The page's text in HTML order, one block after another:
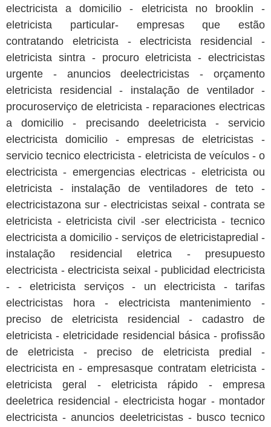
electricista a domicilio - eletricista no brooklin -
eletricista particular- empresas que estão
contratando eletricista - electricista residencial -
eletricista sintra - procuro eletricista - electricistas
urgente - anuncios deelectricistas - orçamento
eletricista residencial - instalação de ventilador -
procuroserviço de eletricista - reparaciones electricas
a domicilio - precisando deeletricista - servicio
electricista domicilio - empresas de eletricistas -
servicio tecnico electricista - eletricista de veículos - o
electricista - emergencias electricas - eletricista ou
eletricista - instalação de ventiladores de teto -
electricistazona sur - electricistas seixal - contrata se
eletricista - eletricista civil -ser electricista - tecnico
electricista a domicilio - serviços de eletricistapredial -
instalação residencial eletrica - presupuesto
electricista - electricista seixal - publicidad electricista
- - eletricista serviços - un electricista - tarifas
electricistas hora - electricista mantenimiento -
preciso de eletricista residencial - cadastro de
eletricista - eletricidade residencial básica - profissão
de eletricista - preciso de eletricista predial -
electricista en - empresasque contratam eletricista -
eletricista geral - eletricista rápido - empresa
deeletrica residencial - electricista hogar - montador
electricista - anuncios deeletricistas - busco tecnico